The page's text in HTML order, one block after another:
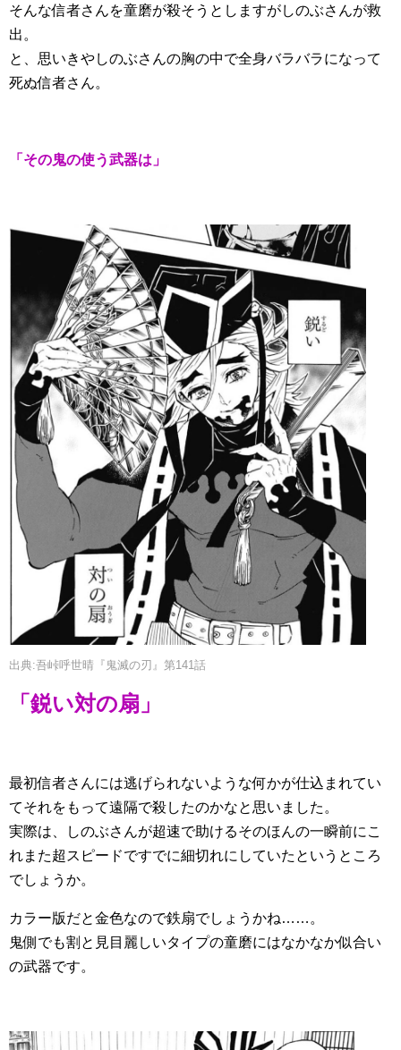
そんな信者さんを童磨が殺そうとしますがしのぶさんが救
出。
と、思いきやしのぶさんの胸の中で全身バラバラになって
死ぬ信者さん。
「その鬼の使う武器は」
出典:吾峠呼世晴『鬼滅の刃』第141話
「鋭い対の扇」
最初信者さんには逃げられないような何かが仕込まれてい
てそれをもって遠隔で殺したのかなと思いました。
実際は、しのぶさんが超速で助けるそのほんの一瞬前にこ
れまた超スピードですでに細切れにしていたというところ
でしょうか。
カラー版だと金色なので鉄扇でしょうかね……。
鬼側でも割と見目麗しいタイプの童磨にはなかなか似合い
の武器です。